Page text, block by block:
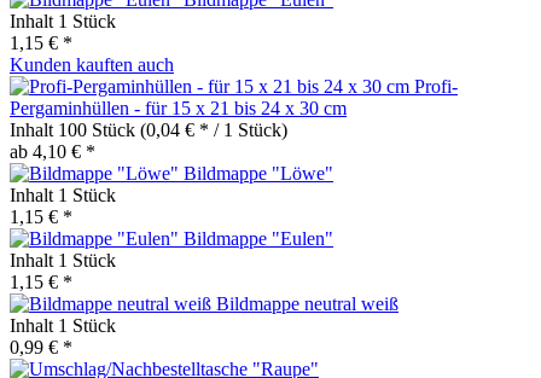
Inhalt 1 Stück
1,15 € *
Kunden kauften auch
Profi-
Pergaminhüllen - für 15 x 21 bis 24 x 30 cm
Inhalt 100 Stück (0,04 € * / 1 Stück)
ab 4,10 € *
Bildmappe "Löwe"
Inhalt 1 Stück
1,15 € *
Bildmappe "Eulen"
Inhalt 1 Stück
1,15 € *
Bildmappe neutral weiß
Inhalt 1 Stück
0,99 € *